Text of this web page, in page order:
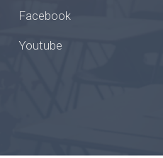
Facebook
Youtube